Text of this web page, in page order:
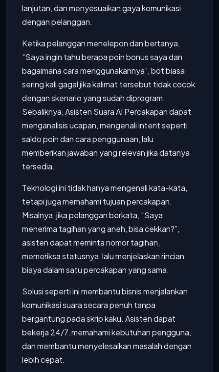
lanjutan, dan menyesuaikan gaya komunikasi
dengan pelanggan.
Ketika pelanggan menelepon dan bertanya,
“Saya ingin tahu berapa poin bonus saya dan
bagaimana cara menggunakannya”, bot biasa
sering kali gagal jika kalimat tersebut tidak cocok
dengan skenario yang sudah diprogram.
Sebaliknya, Asisten Suara AI Percakapan dapat
menganalisis ucapan, mengenali intent seperti
saldo poin dan cara penggunaan, lalu
memberikan jawaban yang relevan jika datanya
tersedia.
Teknologi ini tidak hanya mengenali kata-kata,
tetapi juga memahami tujuan percakapan.
Misalnya, jika pelanggan berkata, “Saya
menerima tagihan yang aneh, bisa cekkan?”,
asisten dapat meminta nomor tagihan,
memeriksa statusnya, lalu menjelaskan rincian
biaya dalam satu percakapan yang sama.
Solusi seperti ini membantu bisnis menjalankan
komunikasi suara secara penuh tanpa
bergantung pada skrip kaku. Asisten dapat
bekerja 24/7, memahami kebutuhan pengguna,
dan membantu menyelesaikan masalah dengan
lebih cepat.